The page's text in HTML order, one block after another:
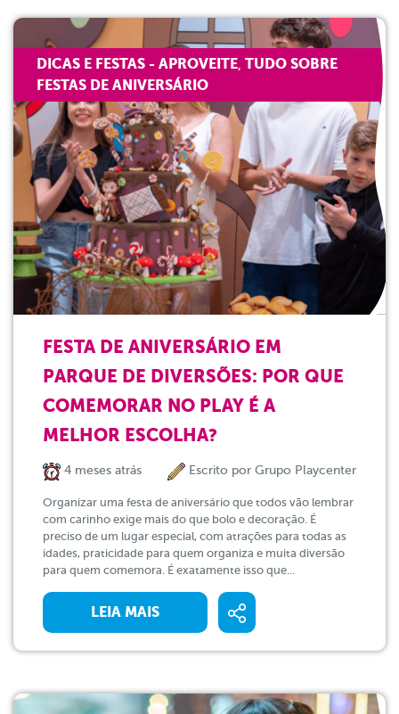
DICAS E FESTAS - APROVEITE TUDO SOBRE
FESTAS DE ANIVERSÁRIO
FESTA DE ANIVERSÁRIO EM
PARQUE DE DIVERSÕES: POR QUE
COMEMORAR NO PLAY É A
MELHOR ESCOLHA?
4 meses atrás Escrito por Grupo Playcenter
Organizar uma festa de aniversário que todos vão lembrar
com carinho exige mais do que bolo e decoração. É
preciso de um lugar especial, com atrações para todas as
idades, praticidade para quem organiza e muita diversão
para quem comemora. É exatamente isso que...
LEIA MAIS